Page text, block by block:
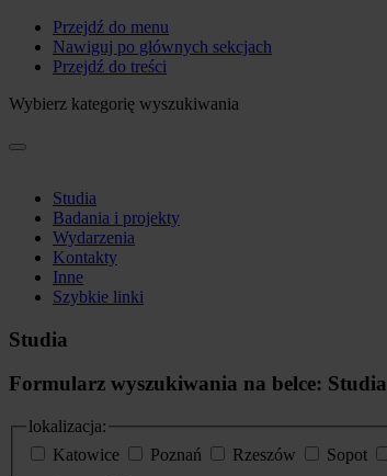
Przejdź do menu
Nawiguj po głównych sekcjach
Przejdź do treści
Wybierz kategorię wyszukiwania
Studia
Badania i projekty
Wydarzenia
Kontakty
Inne
Szybkie linki
Studia
Formularz wyszukiwania na belce: Studia
lokalizacja:
Katowice
Poznań Rzeszów Sopot